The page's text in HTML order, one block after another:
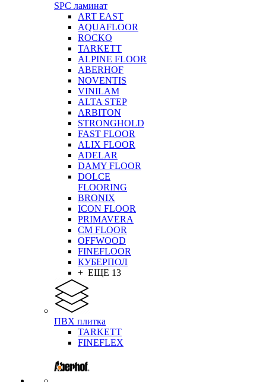
SPC ламинат
ART EAST
AQUAFLOOR
ROCKO
TARKETT
ALPINE FLOOR
ABERHOF
NOVENTIS
VINILAM
ALTA STEP
ARBITON
STRONGHOLD
FAST FLOOR
ALIX FLOOR
ADELAR
DAMY FLOOR
DOLCE
FLOORING
BRONIX
ICON FLOOR
PRIMAVERA
CM FLOOR
OFFWOOD
FINEFLOOR
КУБЕРПОЛ
+ ЕЩЕ 13
ПВХ плитка
TARKETT
FINEFLEX